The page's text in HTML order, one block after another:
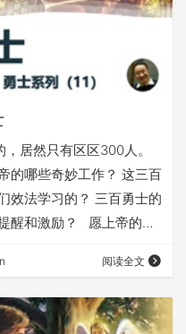
居然只有区区300人。
的哪些奇妙工作？ 这三百
效法学习的？ 三百勇士的
醒和激励？ 愿上帝的祝
丰富的内容，尽在
藏访问我们的网站，不受
不开的，可以复制下面的
阅读全文